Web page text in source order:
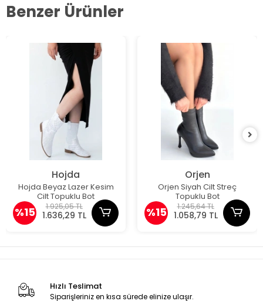
Benzer Ürünler
Hojda
Hojda Beyaz Lazer Kesim
Cilt Topuklu Bot
%15 1.925,05 TL
1.636,29 TL
Orjen
Orjen Siyah Cilt Streç
Topuklu Bot
%15 1.245,64 TL
1.058,79 TL
Hızlı Teslimat
Siparişleriniz en kısa sürede elinize ulaşır.